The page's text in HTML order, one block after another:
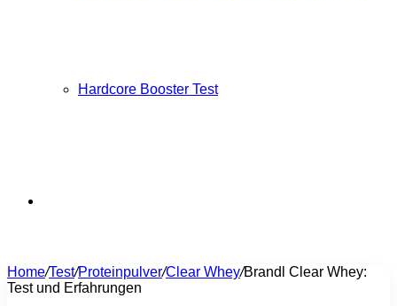
Hardcore Booster Test
nach
Home/Test/Proteinpulver/Clear Whey/Brandl Clear Whey:
Test und Erfahrungen